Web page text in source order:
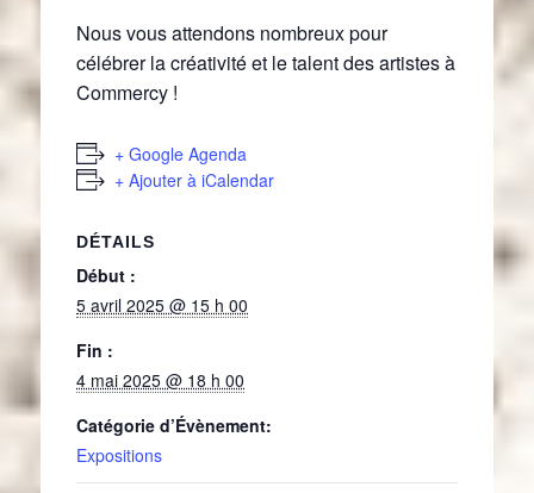
Nous vous attendons nombreux pour
célébrer la créativité et le talent des artistes à
Commercy !
+ Google Agenda
+ Ajouter à iCalendar
DÉTAILS
Début :
5 avril 2025 @ 15 h 00
Fin :
4 mai 2025 @ 18 h 00
Catégorie d’Évènement:
Expositions